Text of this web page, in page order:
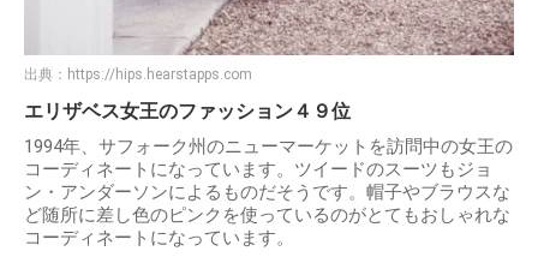
出典： https://hips.hearstapps.com
エリザベス女王のファッション４９位
1994年、サフォーク州のニューマーケットを訪問中の女王の
コーディネートになっています。ツイードのスーツもジョ
ン・アンダーソンによるものだそうです。帽子やブラウスな
ど随所に差し色のピンクを使っているのがとてもおしゃれな
コーディネートになっています。